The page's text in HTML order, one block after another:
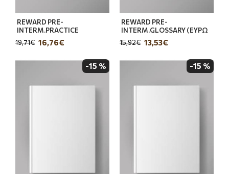
REWARD PRE-
INTERM.PRACTICE
16,76€
19,71€
REWARD PRE-
INTERM.GLOSSARY (ΕΥΡΩ
13,53€
15,92€
-15 % -15 %